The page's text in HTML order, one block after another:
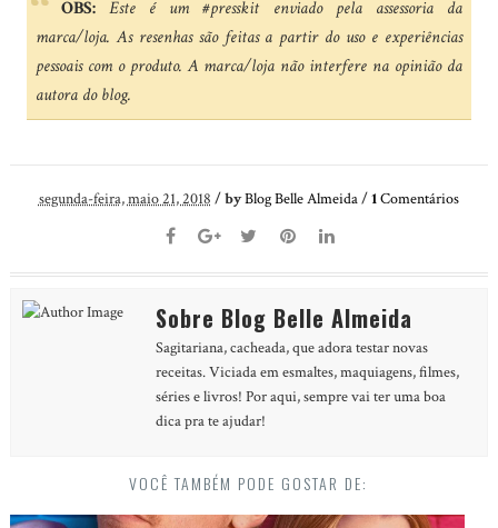
OBS: Este é um #presskit enviado pela assessoria da
marca/loja. As resenhas são feitas a partir do uso e experiências
pessoais com o produto. A marca/loja não interfere na opinião da
autora do blog.
segunda-feira, maio 21, 2018 /byBlog Belle Almeida/1Comentários
Sobre Blog Belle Almeida
Sagitariana, cacheada, que adora testar novas
receitas. Viciada em esmaltes, maquiagens, filmes,
séries e livros! Por aqui, sempre vai ter uma boa
dica pra te ajudar!
VOCÊ TAMBÉM PODE GOSTAR DE: